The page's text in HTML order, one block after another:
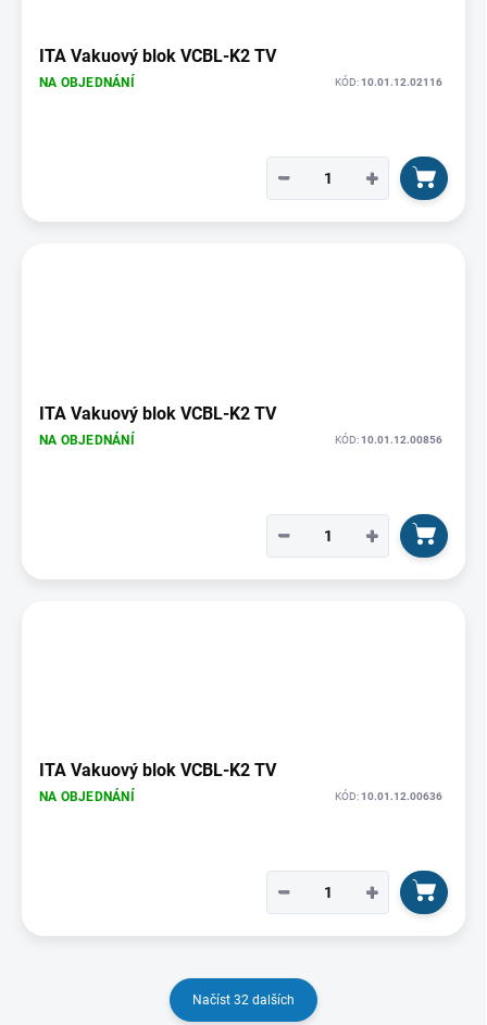
ITA Vakuový blok VCBL-K2 TV
NA OBJEDNÁNÍ KÓD:10.01.12.02116
+
−
ITA Vakuový blok VCBL-K2 TV
NA OBJEDNÁNÍ KÓD:10.01.12.00856
+
−
ITA Vakuový blok VCBL-K2 TV
NA OBJEDNÁNÍ KÓD:10.01.12.00636
+
−
Načíst 32 dalších